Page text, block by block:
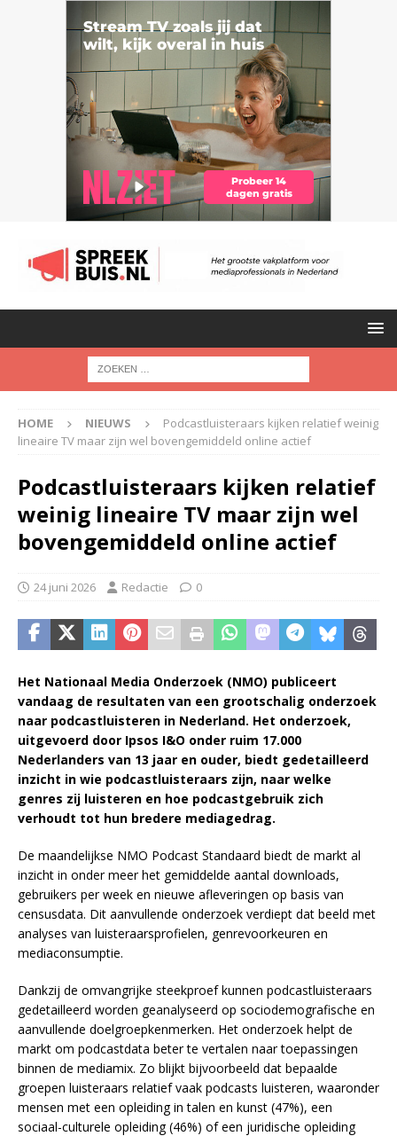
HOME NIEUWS
Podcastluisteraars kijken relatief weinig
lineaire TV maar zijn wel bovengemiddeld online actief
Podcastluisteraars kijken relatief
weinig lineaire TV maar zijn wel
bovengemiddeld online actief
24 juni 2026 Redactie 0
Het Nationaal Media Onderzoek (NMO) publiceert
vandaag de resultaten van een grootschalig onderzoek
naar podcastluisteren in Nederland. Het onderzoek,
uitgevoerd door Ipsos I&O onder ruim 17.000
Nederlanders van 13 jaar en ouder, biedt gedetailleerd
inzicht in wie podcastluisteraars zijn, naar welke
genres zij luisteren en hoe podcastgebruik zich
verhoudt tot hun bredere mediagedrag.
De maandelijkse NMO Podcast Standaard biedt de markt al
inzicht in onder meer het gemiddelde aantal downloads,
gebruikers per week en nieuwe afleveringen op basis van
censusdata. Dit aanvullende onderzoek verdiept dat beeld met
analyses van luisteraarsprofielen, genrevoorkeuren en
mediaconsumptie.
Dankzij de omvangrijke steekproef kunnen podcastluisteraars
gedetailleerd worden geanalyseerd op sociodemografische en
aanvullende doelgroepkenmerken. Het onderzoek helpt de
markt om podcastdata beter te vertalen naar toepassingen
binnen de mediamix. Zo blijkt bijvoorbeeld dat bepaalde
groepen luisteraars relatief vaak podcasts luisteren, waaronder
mensen met een opleiding in talen en kunst (47%), een
sociaal-culturele opleiding (46%) of een juridische opleiding